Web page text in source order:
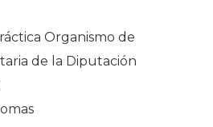
Organismo de
de la Diputación